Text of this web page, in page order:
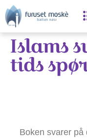
Islams
tids
Boken svarer på